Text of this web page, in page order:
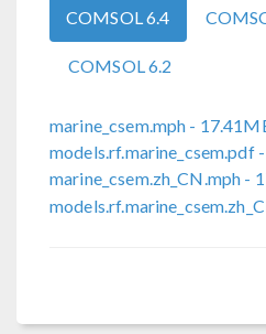
COMSOL 6.4
COMSOL 6.2
marine_csem.mph -
models.rf.marine_csem.pdf-
marine_csem.zh_CN.mph -